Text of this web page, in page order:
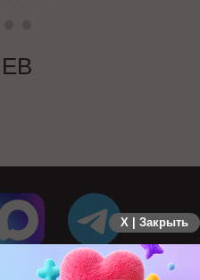
X | Закрыть
ВЕРСИЮ